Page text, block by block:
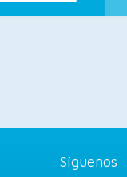
Síguenos